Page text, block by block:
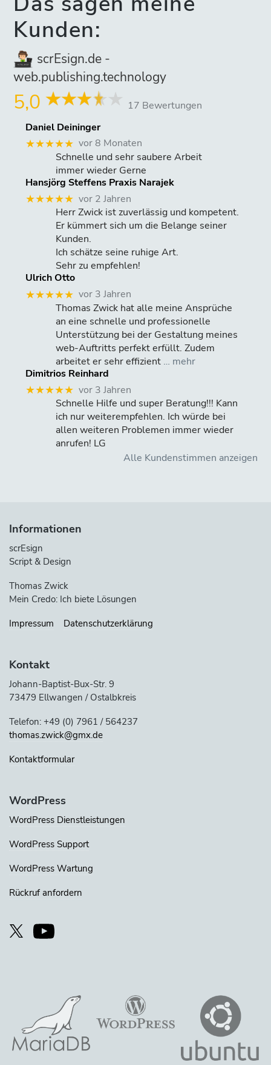
Kunden:
scrEsign.de -
web.publishing.technology
5,0
17 Bewertungen
Daniel Deininger
★★★★★ vor 8 Monaten
Schnelle und sehr saubere Arbeit
immer wieder Gerne
Hansjörg Steffens Praxis Narajek
★★★★★ vor 2 Jahren
Herr Zwick ist zuverlässig und kompetent.
Er kümmert sich um die Belange seiner
Kunden.
Ich schätze seine ruhige Art.
Sehr zu empfehlen!
Ulrich Otto
★★★★★ vor 3 Jahren
Thomas Zwick hat alle meine Ansprüche
an eine schnelle und professionelle
Unterstützung bei der Gestaltung meines
web-Auftritts perfekt erfüllt. Zudem
arbeitet er sehr effizient … mehr
Dimitrios Reinhard
★★★★★ vor 3 Jahren
Schnelle Hilfe und super Beratung!!! Kann
ich nur weiterempfehlen. Ich würde bei
allen weiteren Problemen immer wieder
anrufen! LG
Alle Kundenstimmen anzeigen
Informationen
scrEsign
Script & Design
Thomas Zwick
Mein Credo: Ich biete Lösungen
Impressum
Datenschutzerklärung
Kontakt
Johann-Baptist-Bux-Str. 9
73479 Ellwangen / Ostalbkreis
Telefon: +49 (0) 7961 / 564237
thomas.zwick@gmx.de
Kontaktformular
WordPress
WordPress Dienstleistungen
WordPress Support
WordPress Wartung
Rückruf anfordern